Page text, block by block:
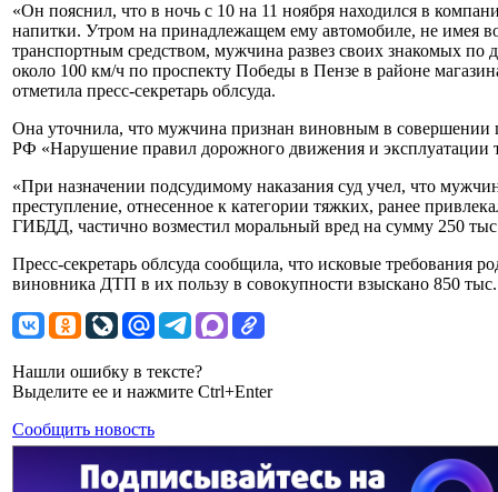
«Он пояснил, что в ночь с 10 на 11 ноября находился в
напитки. Утром на принадлежащем ему автомобиле, не имея
транспортным средством, мужчина развез своих знакомых по
около 100 км/ч по проспекту Победы в Пензе в районе
отметила пресс-секретарь облсуда.
Она уточнила, что мужчина признан виновным в совершении
РФ «Нарушение правил дорожного движения и эксплуатации
«При назначении подсудимому наказания суд учел, что
преступление, отнесенное к категории тяжких, ранее
ГИБДД, частично возместил моральный вред на сумму 250
Пресс-секретарь облсуда сообщила, что исковые требования
виновника ДТП в их пользу в совокупности взыскано 850
Нашли ошибку в тексте?
Выделите ее и нажмите Ctrl+Enter
Сообщить новость